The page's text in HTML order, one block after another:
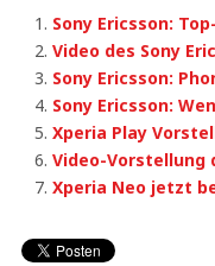
Sony Ericsson:
Video des Sony
Sony Ericsson:
Sony Ericsson:
Xperia Play
Video-Vorstellung
Xperia Neo jetzt